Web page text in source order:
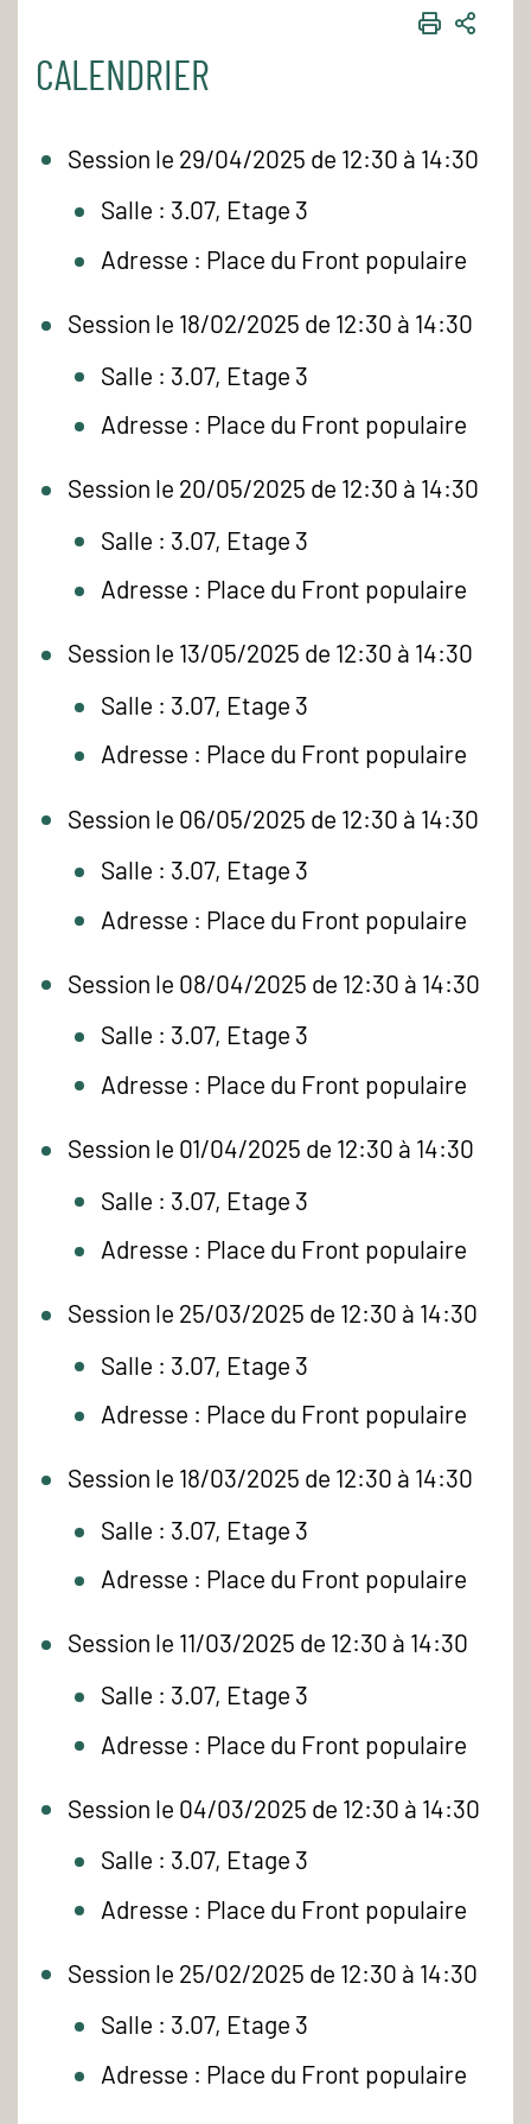
CALENDRIER
Session le 29/04/2025 de 12:30 à 14:30
Salle : 3.07, Etage 3
Adresse : Place du Front populaire
Session le 18/02/2025 de 12:30 à 14:30
Salle : 3.07, Etage 3
Adresse : Place du Front populaire
Session le 20/05/2025 de 12:30 à 14:30
Salle : 3.07, Etage 3
Adresse : Place du Front populaire
Session le 13/05/2025 de 12:30 à 14:30
Salle : 3.07, Etage 3
Adresse : Place du Front populaire
Session le 06/05/2025 de 12:30 à 14:30
Salle : 3.07, Etage 3
Adresse : Place du Front populaire
Session le 08/04/2025 de 12:30 à 14:30
Salle : 3.07, Etage 3
Adresse : Place du Front populaire
Session le 01/04/2025 de 12:30 à 14:30
Salle : 3.07, Etage 3
Adresse : Place du Front populaire
Session le 25/03/2025 de 12:30 à 14:30
Salle : 3.07, Etage 3
Adresse : Place du Front populaire
Session le 18/03/2025 de 12:30 à 14:30
Salle : 3.07, Etage 3
Adresse : Place du Front populaire
Session le 11/03/2025 de 12:30 à 14:30
Salle : 3.07, Etage 3
Adresse : Place du Front populaire
Session le 04/03/2025 de 12:30 à 14:30
Salle : 3.07, Etage 3
Adresse : Place du Front populaire
Session le 25/02/2025 de 12:30 à 14:30
Salle : 3.07, Etage 3
Adresse : Place du Front populaire